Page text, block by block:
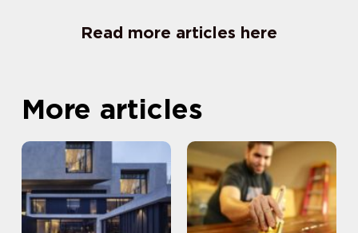
Read more articles here
More articles